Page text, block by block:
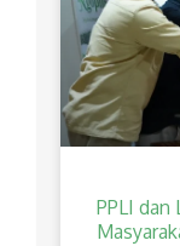
PPLI dan